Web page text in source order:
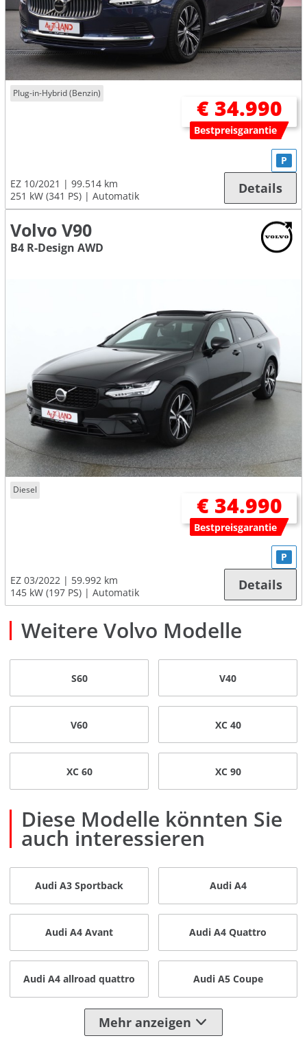
Plug-in-Hybrid (Benzin)
€ 34.990
Bestpreisgarantie
EZ 10/2021
99.514 km
251 kW (341 PS)
Automatik
P
Details
Volvo V90
B4 R-Design AWD
Diesel
€ 34.990
Bestpreisgarantie
EZ 03/2022
59.992 km
145 kW (197 PS)
Automatik
P
Details
Weitere Volvo Modelle
S60 V40
V60 XC 40
XC 60 XC 90
Diese Modelle könnten Sie
auch interessieren
Audi A3 Sportback Audi A4
Audi A4 Avant Audi A4 Quattro
Audi A4 allroad quattro Audi A5 Coupe
Mehr anzeigen